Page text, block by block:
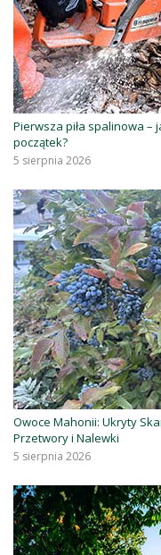
Pierwsza piła spalinowa –
początek?
5 sierpnia 2026
Owoce Mahonii: Ukryty
Przetwory i Nalewki
5 sierpnia 2026